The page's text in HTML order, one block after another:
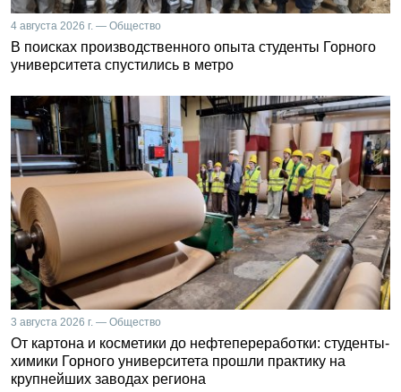
4 августа 2026 г. — Общество
В поисках производственного опыта студенты Горного
университета спустились в метро
3 августа 2026 г. — Общество
От картона и косметики до нефтепереработки: студенты-
химики Горного университета прошли практику на
крупнейших заводах региона